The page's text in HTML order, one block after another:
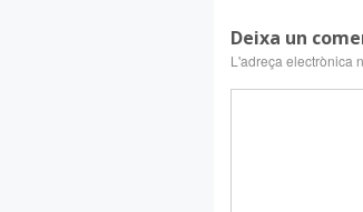
Deixa un
L'adreça electrònica